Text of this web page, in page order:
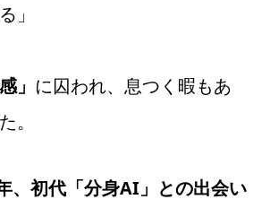
」
」 に囚われ、息つく暇もあ
。
、初代「分身AI」との出会い